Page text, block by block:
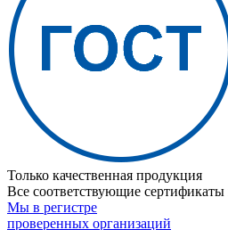
Только качественная продукция
Все соответствующие сертификаты
Мы в регистре
проверенных организаций